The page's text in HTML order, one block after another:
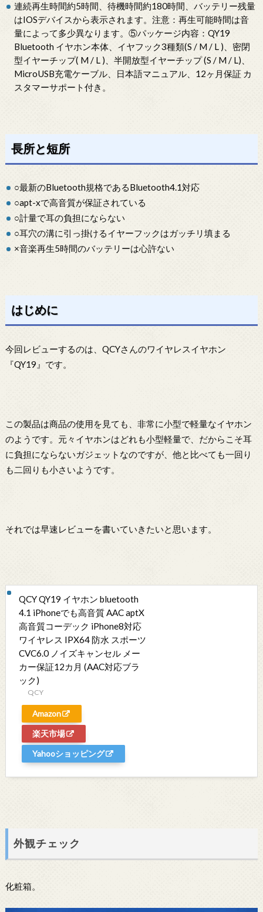
連続再生時間約5時間、待機時間約180時間、バッテリー残量
はIOSデバイスから表示されます。注意：再生可能時間は音
量によって多少異なります。⑤パッケージ内容：QY19
Bluetooth イヤホン本体、イヤフック3種類(S / M / L )、密閉
型イヤーチップ( M / L )、半開放型イヤーチップ (S / M / L)、
MicroUSB充電ケーブル、日本語マニュアル、12ヶ月保証 カ
スタマーサポート付き。
長所と短所
○最新のBluetooth規格であるBluetooth4.1対応
○apt-xで高音質が保証されている
○計量で耳の負担にならない
○耳穴の溝に引っ掛けるイヤーフックはガッチリ填まる
×音楽再生5時間のバッテリーは心許ない
はじめに
今回レビューするのは、QCYさんのワイヤレスイヤホン
『QY19』です。
この製品は商品の使用を見ても、非常に小型で軽量なイヤホン
のようです。元々イヤホンはどれも小型軽量で、だからこそ耳
に負担にならないガジェットなのですが、他と比べても一回り
も二回りも小さいようです。
それでは早速レビューを書いていきたいと思います。
QCY QY19 イヤホン bluetooth
4.1 iPhoneでも高音質 AAC aptX
高音質コーデック iPhone8対応
ワイヤレス IPX64 防水 スポーツ
CVC6.0 ノイズキャンセル メー
カー保証12カ月 (AAC対応ブラ
ック)
QCY
Amazon
楽天市場
Yahooショッピング
外観チェック
化粧箱。